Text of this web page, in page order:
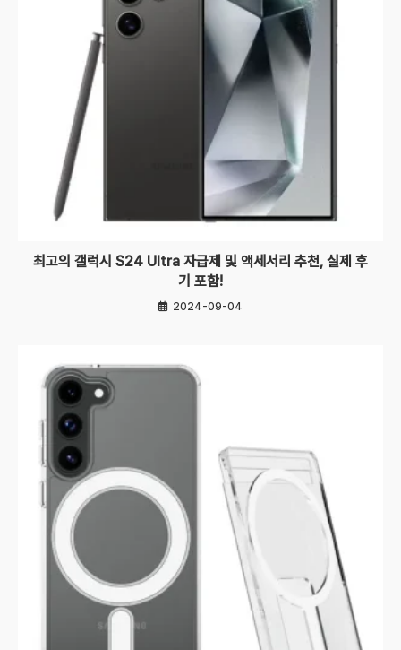
최고의 갤럭시 S24 Ultra 자급제 및 액세서리 추천, 실제 후
기 포함!
2024-09-04